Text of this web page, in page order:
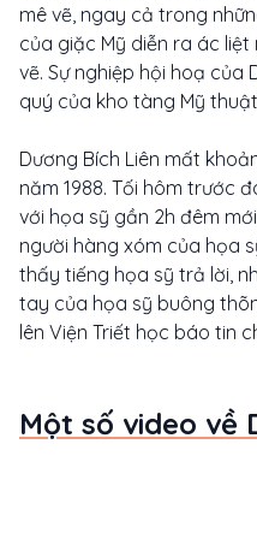
mê vẽ, ngay cả trong
của giặc Mỹ diễn ra ác
vẽ. Sự nghiệp hội hoạ của
quý của kho tàng Mỹ
Dương Bích Liên mất
năm 1988. Tối hôm trước
với họa sỹ gần 2h đêm
người hàng xóm của họa
thấy tiếng họa sỹ trả lời,
tay của họa sỹ buông
lên Viện Triết học báo tin
Một số video về